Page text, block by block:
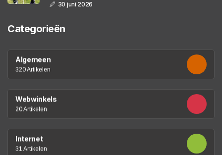
30 juni 2026
Categorieën
Algemeen
320 Artikelen
Webwinkels
20 Artikelen
Internet
31 Artikelen